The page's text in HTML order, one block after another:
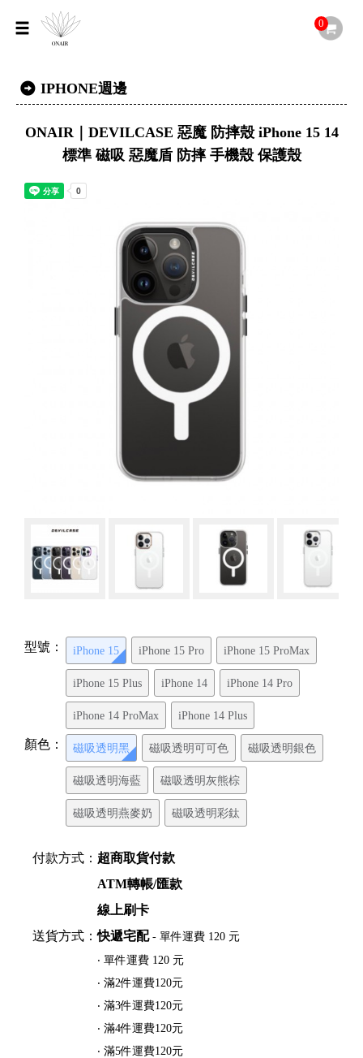
0
IPHONE週邊
ONAIR｜DEVILCASE 惡魔 防摔殼 iPhone 15 14
標準 磁吸 惡魔盾 防摔 手機殼 保護殼
顏色： 磁吸透明黑 磁吸透明可可色 磁吸透明銀色
磁吸透明海藍 磁吸透明灰熊棕
磁吸透明燕麥奶 磁吸透明彩鈦
型號： iPhone 15 iPhone 15 Pro iPhone 15 ProMax
iPhone 15 Plus iPhone 14 iPhone 14 Pro
iPhone 14 ProMax iPhone 14 Plus
付款方式： 超商取貨付款
ATM轉帳/匯款
線上刷卡
送貨方式：快遞宅配- 單件運費 120 元
‧ 單件運費 120 元
‧ 滿2件運費120元
‧ 滿3件運費120元
‧ 滿4件運費120元
‧ 滿5件運費120元